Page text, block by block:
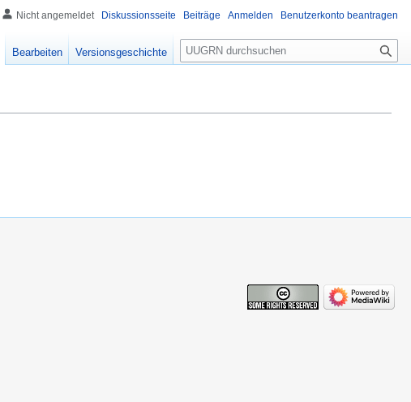
Nicht angemeldet Diskussionsseite Beiträge Anmelden Benutzerkonto beantragen
Bearbeiten Versionsgeschichte
Suche